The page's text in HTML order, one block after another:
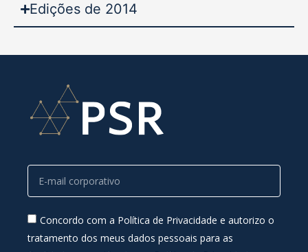
Edições de 2014
Concordo com a Política de Privacidade e autorizo o
tratamento dos meus dados pessoais para as